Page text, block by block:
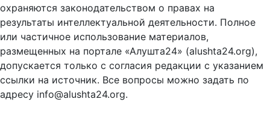
охраняются законодательством о правах на
результаты интеллектуальной деятельности. Полное
или частичное использование материалов,
размещенных на портале «Алушта24» (alushta24.org),
допускается только с согласия редакции с указанием
ссылки на источник. Все вопросы можно задать по
адресу info@alushta24.org.